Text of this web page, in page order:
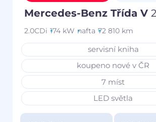
Mercedes-Benz Třída V
2.0CDi 174 kW nafta 72 810 km
servisní kniha
koupeno nové v ČR
7 míst
LED světla